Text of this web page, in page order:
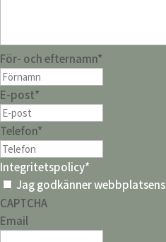
För- och efternamn*
E-post*
Telefon*
Integritetspolicy*
Jag godkänner webbplatsens
CAPTCHA
Email